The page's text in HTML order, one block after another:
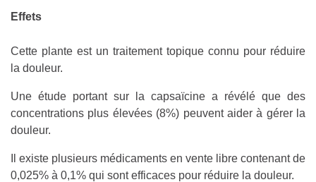
Effets
Cette plante est un traitement topique connu pour réduire
la douleur.
Une étude portant sur la capsaïcine a révélé que des
concentrations plus élevées (8%) peuvent aider à gérer la
douleur.
Il existe plusieurs médicaments en vente libre contenant de
0,025% à 0,1% qui sont efficaces pour réduire la douleur.